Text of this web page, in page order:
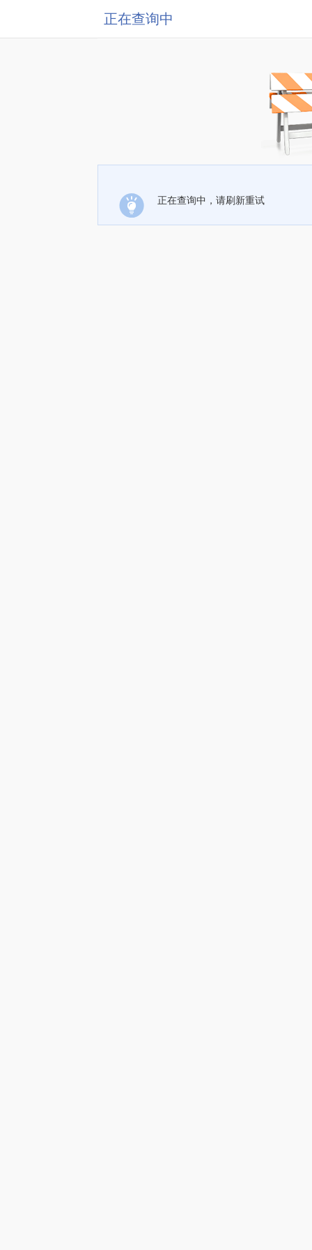
正在查询中
正在查询中，请刷新重试